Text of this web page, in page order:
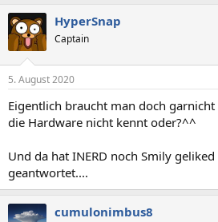
HyperSnap
Captain
5. August 2020
Eigentlich braucht man doch
die Hardware nicht kennt oder?^^
Und da hat INERD noch Smily
geantwortet....
cumulonimbus8